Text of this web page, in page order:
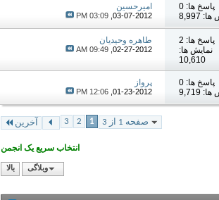
پاسخ ها: 0
8,997
امیرحسین
03-07-2012,
03:09 PM
پاسخ ها: 2
نمایش ها:
10,610
طاهره وحیدیان
02-27-2012,
09:49 AM
پاسخ ها: 0
9,719
پرواز
01-23-2012,
12:06 PM
صفحه 1 از 3 1
2
3 آخرین
انتخاب سریع یک انجمن
وبلاگی بالا